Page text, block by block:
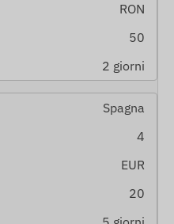
RON
50
2 giorni
Spagna
4
EUR
20